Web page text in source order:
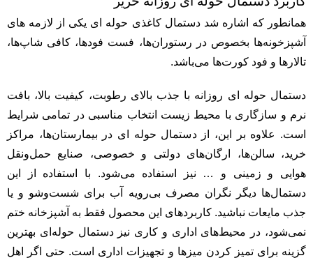
همانطور که اشاره شد دستمال کاغذی حوله ای یکی از لازمه های
آشپزخونه‌ها بخصوص در رستوران‌ها، فست فود‌ها، کافی شاپ‌ها،
تالارها و فود کورت‌ها می‌باشد.
دستمال حوله ای روزانه با جذب بالای رطوبت، کیفیت بالا، بافت
نرم و سازگاری با محیط زیست انتخاب مناسبی در تمامی شرایط
است. علاوه ‌بر این، از دستمال حوله ای در بیمارستان‌ها، مراکز
خرید، سالن‌ها، ارگان‌های دولتی و خصوصی، صنایع حمل‌ونقل
هوایی و زمینی و … نیز استفاده می‌شود. با استفاده از این
دستمال‌ها دیگر نگران مصرف بی‌رویه آب برای شست‌وشو و یا
جذب مایعات نباشید. کاربرد‌های این محصول فقط به آشپزخانه ختم
نمی‌شود، در محیط‌های اداری و کاری نیز دستمال حوله‌ای بهترین
گزینه برای تمیز کردن میزها و تجهیزات اداری است. حتی اگر اهل